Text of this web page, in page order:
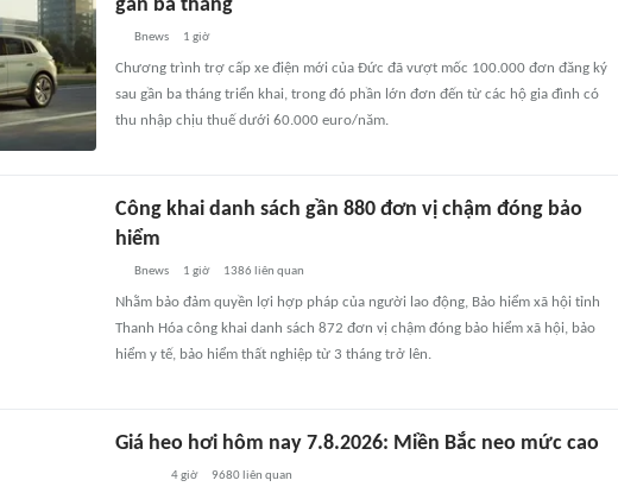
gần ba tháng
Bnews 1 giờ
Chương trình trợ cấp xe điện mới của Đức đã vượt mốc 100.000 đơn đăng ký
sau gần ba tháng triển khai, trong đó phần lớn đơn đến từ các hộ gia đình có
thu nhập chịu thuế dưới 60.000 euro/năm.
Công khai danh sách gần 880 đơn vị chậm đóng bảo
hiểm
Bnews 1 giờ 1386 liên quan
Nhằm bảo đảm quyền lợi hợp pháp của người lao động, Bảo hiểm xã hội tỉnh
Thanh Hóa công khai danh sách 872 đơn vị chậm đóng bảo hiểm xã hội, bảo
hiểm y tế, bảo hiểm thất nghiệp từ 3 tháng trở lên.
Giá heo hơi hôm nay 7.8.2026: Miền Bắc neo mức cao
4 giờ 9680liên quan